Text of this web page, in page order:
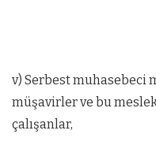
v) Serbest muhasebeci
müşavirler ve bu
çalışanlar,